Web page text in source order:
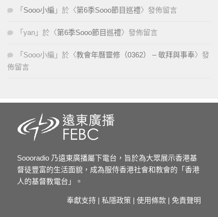
「 Sooo小編 」於〈第6季Sooo節目巡禮〉發佈留言
「 yan 」於〈第6季Sooo節目巡禮〉發佈留言
「 Sooo小編 」於〈教會年曆靈修（0362） – 敬拜與事奉〉發
佈留言
Soooradio 乃遠東廣播屬下電台，旨於為大眾展示香港基
督徒豐富的生活面貌，成為服侍香港社會和教會的「香港
人的基督教電台」。
奉獻支持 | 私隱政策 | 使用條款 | 免責聲明